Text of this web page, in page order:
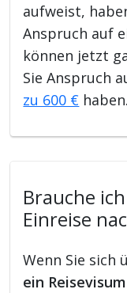
aufweist,
Anspruch auf
können jetzt
Sie Anspruch
zu 600 € haben.
Brauche
Einreise
Wenn Sie sich
ein Reisevisum